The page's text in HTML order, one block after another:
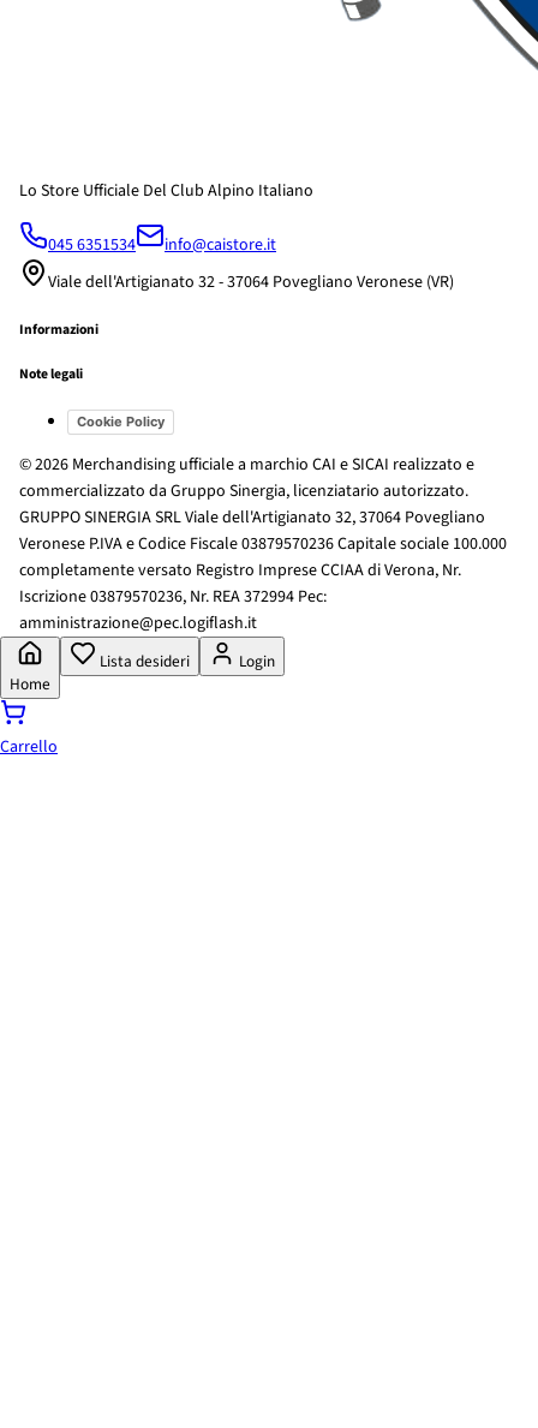
Lo Store Ufficiale Del Club Alpino Italiano
045 6351534
info@caistore.it
Viale dell'Artigianato 32 - 37064 Povegliano Veronese (VR)
Informazioni
Note legali
Cookie Policy
© 2026 Merchandising ufficiale a marchio CAI e SICAI realizzato e
commercializzato da Gruppo Sinergia, licenziatario autorizzato.
GRUPPO SINERGIA SRL Viale dell'Artigianato 32, 37064 Povegliano
Veronese P.IVA e Codice Fiscale 03879570236 Capitale sociale 100.000
completamente versato Registro Imprese CCIAA di Verona, Nr.
Iscrizione 03879570236, Nr. REA 372994 Pec:
amministrazione@pec.logiflash.it
Home
Lista desideri Login
Carrello